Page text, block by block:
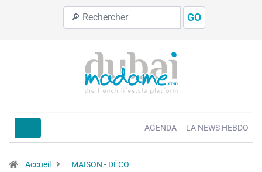
GO
AGENDA LA NEWS HEBDO
Accueil
MAISON - DÉCO